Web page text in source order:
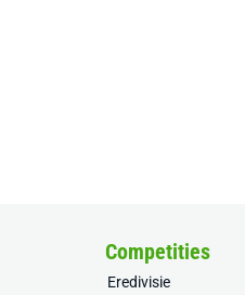
Competities
Eredivisie